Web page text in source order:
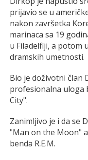
prijavio se u
nakon završetka
marinaca sa 19
u Filadelfiji, a potom
dramskih umetnosti.
Bio je doživotni član
profesionalna uloga
City".
Zanimljivo je i da se
"Man on the Moon"
benda R.E.M.